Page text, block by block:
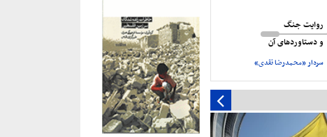
روایت جنگ
و دستاورد‌های آن
سردار «محمدرضا نقدی»